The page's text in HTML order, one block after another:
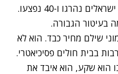
מגיע כוח חילוץ. 11 חיילים ישראלים נהרגו ו-40 נפצעו.
בעיטור הגבורה.
שילם מחיר כבד. הוא לא
בבית חולים פסיכיאטרי.
הוא שקע, הוא איבד את